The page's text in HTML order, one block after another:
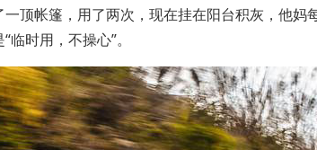
顶帐篷，用了两次，现在挂在阳台积灰，他妈
时用，不操心”。